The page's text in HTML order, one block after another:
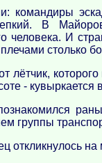
командиры
В
человека. И
столько
лётчик,
- кувыркается
группы
откликнулось